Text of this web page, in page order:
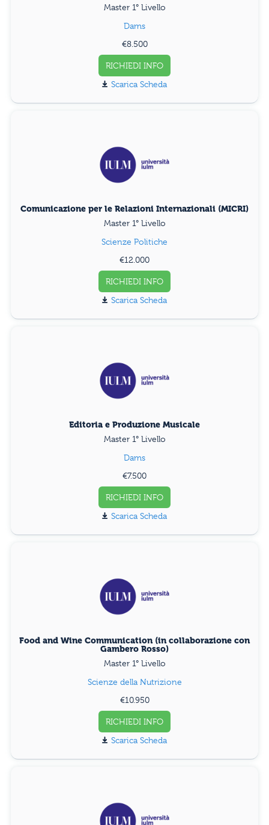
Master 1° Livello
Dams
€8.500
RICHIEDI INFO
Scarica Scheda
Comunicazione per le Relazioni Internazionali (MICRI)
Master 1° Livello
Scienze Politiche
€12.000
RICHIEDI INFO
Scarica Scheda
Editoria e Produzione Musicale
Master 1° Livello
Dams
€7.500
RICHIEDI INFO
Scarica Scheda
Food and Wine Communication (in collaborazione con
Gambero Rosso)
Master 1° Livello
Scienze della Nutrizione
€10.950
RICHIEDI INFO
Scarica Scheda